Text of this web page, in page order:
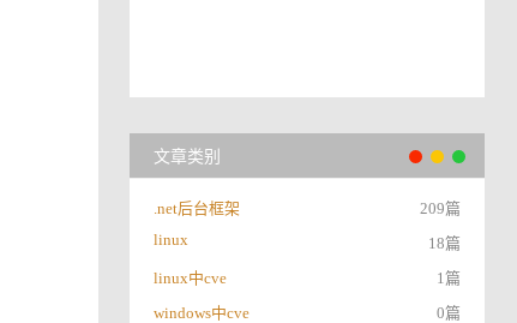
文章类别
.net后台框架
209篇
linux
18篇
linux中cve
1篇
windows中cve
0篇